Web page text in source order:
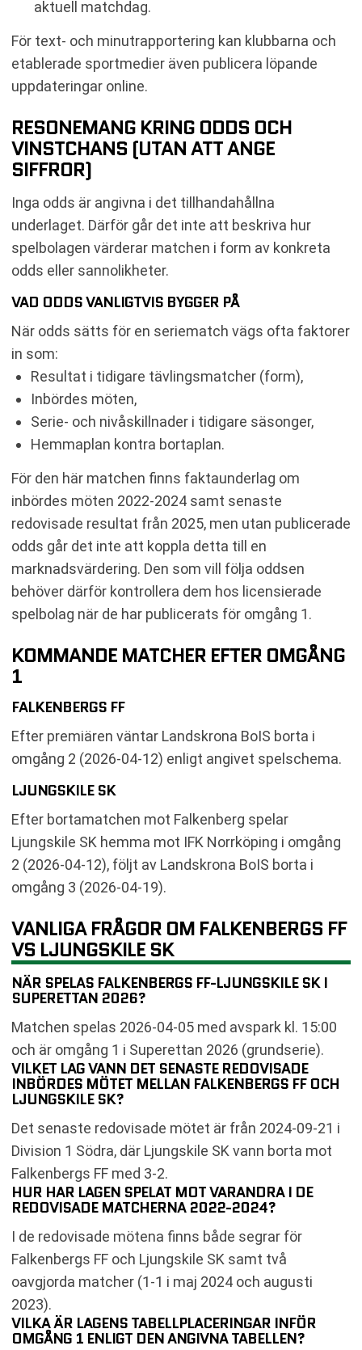
aktuell matchdag.
För text- och minutrapportering kan klubbarna och
etablerade sportmedier även publicera löpande
uppdateringar online.
RESONEMANG KRING ODDS OCH
VINSTCHANS (UTAN ATT ANGE
SIFFROR)
Inga odds är angivna i det tillhandahållna
underlaget. Därför går det inte att beskriva hur
spelbolagen värderar matchen i form av konkreta
odds eller sannolikheter.
VAD ODDS VANLIGTVIS BYGGER PÅ
När odds sätts för en seriematch vägs ofta faktorer
in som:
Resultat i tidigare tävlingsmatcher (form),
Inbördes möten,
Serie- och nivåskillnader i tidigare säsonger,
Hemmaplan kontra bortaplan.
För den här matchen finns faktaunderlag om
inbördes möten 2022-2024 samt senaste
redovisade resultat från 2025, men utan publicerade
odds går det inte att koppla detta till en
marknadsvärdering. Den som vill följa oddsen
behöver därför kontrollera dem hos licensierade
spelbolag när de har publicerats för omgång 1.
KOMMANDE MATCHER EFTER OMGÅNG
1
FALKENBERGS FF
Efter premiären väntar Landskrona BoIS borta i
omgång 2 (2026-04-12) enligt angivet spelschema.
LJUNGSKILE SK
Efter bortamatchen mot Falkenberg spelar
Ljungskile SK hemma mot IFK Norrköping i omgång
2 (2026-04-12), följt av Landskrona BoIS borta i
omgång 3 (2026-04-19).
VANLIGA FRÅGOR OM FALKENBERGS FF
VS LJUNGSKILE SK
NÄR SPELAS FALKENBERGS FF-LJUNGSKILE SK I
SUPERETTAN 2026?
Matchen spelas 2026-04-05 med avspark kl. 15:00
och är omgång 1 i Superettan 2026 (grundserie).
VILKET LAG VANN DET SENASTE REDOVISADE
INBÖRDES MÖTET MELLAN FALKENBERGS FF OCH
LJUNGSKILE SK?
Det senaste redovisade mötet är från 2024-09-21 i
Division 1 Södra, där Ljungskile SK vann borta mot
Falkenbergs FF med 3-2.
HUR HAR LAGEN SPELAT MOT VARANDRA I DE
REDOVISADE MATCHERNA 2022-2024?
I de redovisade mötena finns både segrar för
Falkenbergs FF och Ljungskile SK samt två
oavgjorda matcher (1-1 i maj 2024 och augusti
2023).
VILKA ÄR LAGENS TABELLPLACERINGAR INFÖR
OMGÅNG 1 ENLIGT DEN ANGIVNA TABELLEN?